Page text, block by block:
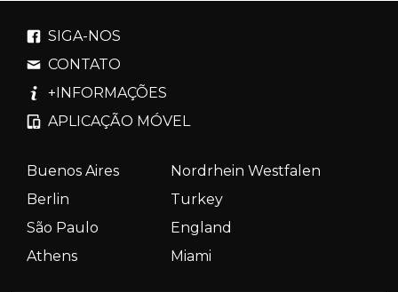
SIGA-NOS
CONTATO
+INFORMAÇÕES
APLICAÇÃO MÓVEL
Buenos Aires
Nordrhein Westfalen
Berlin
Turkey
São Paulo
England
Athens
Miami